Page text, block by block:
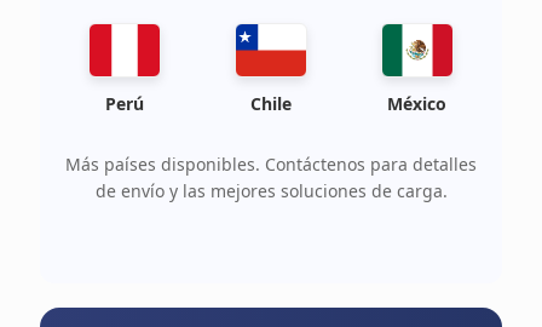
Perú Chile México
Más países disponibles. Contáctenos para detalles
de envío y las mejores soluciones de carga.